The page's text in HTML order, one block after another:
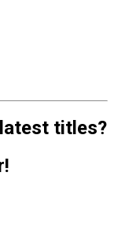
titles?